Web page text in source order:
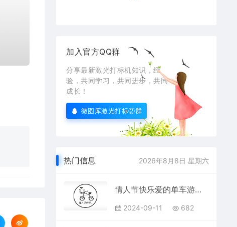
加入官方QQ群
分享最新激光打标机知识，经
验，共同学习，共同进步，共同
成长！
微图库激光打标②群
热门信息 2026年8月8日 星期六
情人节快乐爱的单车游戏硬币PLT格式激光打标文件通用矢量图
2024-09-11 682